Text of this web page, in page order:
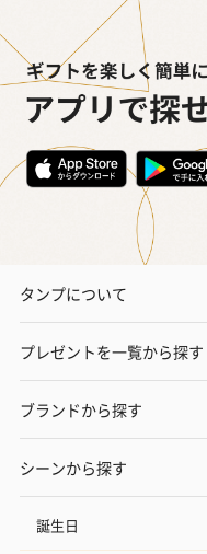
タンプについて
プレゼントを一覧から探す
ブランドから探す
シーンから探す
誕生日